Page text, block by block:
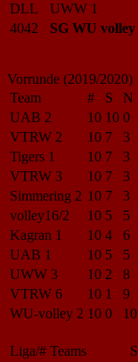
DLL
UWW 1
4042
SG WU volley
Vorrunde (2019/2020)
Team
# S N
UAB 2
10 10 0
VTRW 2
10 7 3
Tigers 1
10 7 3
VTRW 3
10 7 3
Simmering 2 10 7 3
volley16/2
10 5 5
Kagran 1
10 4 6
UAB 1
10 5 5
UWW 3
10 2 8
VTRW 6
10 1 9
WU-volley 2 10 0 10
Liga/# Teams S